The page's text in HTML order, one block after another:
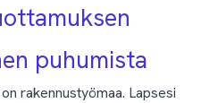
puhumista
rakennustyömaa. Lapsesi